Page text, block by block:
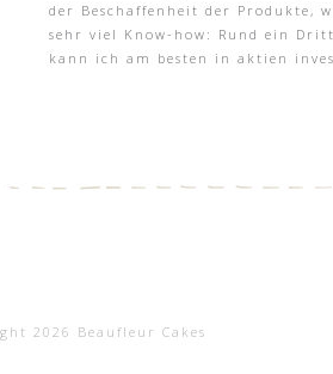
der Beschaffenheit der Produkte,
sehr viel Know-how: Rund ein
kann ich am besten in aktien
2026 Beaufleur Cakes